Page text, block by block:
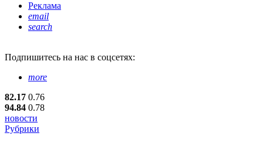
Реклама
email
search
Подпишитесь на нас в соцсетях:
more
82.17 0.76
94.84 0.78
новости
Рубрики